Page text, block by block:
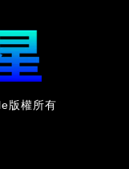
版權所有